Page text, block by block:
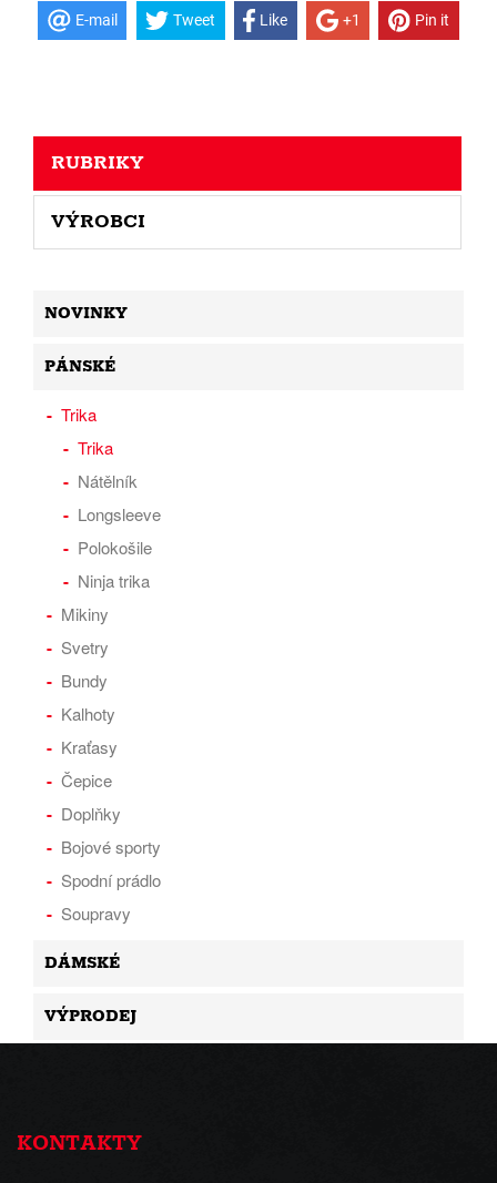
E-mail Tweet Like +1 Pin it
RUBRIKY
VÝROBCI
NOVINKY
PÁNSKÉ
Trika
Trika
Nátělník
Longsleeve
Polokošile
Ninja trika
Mikiny
Svetry
Bundy
Kalhoty
Kraťasy
Čepice
Doplňky
Bojové sporty
Spodní prádlo
Soupravy
DÁMSKÉ
VÝPRODEJ
KONTAKTY